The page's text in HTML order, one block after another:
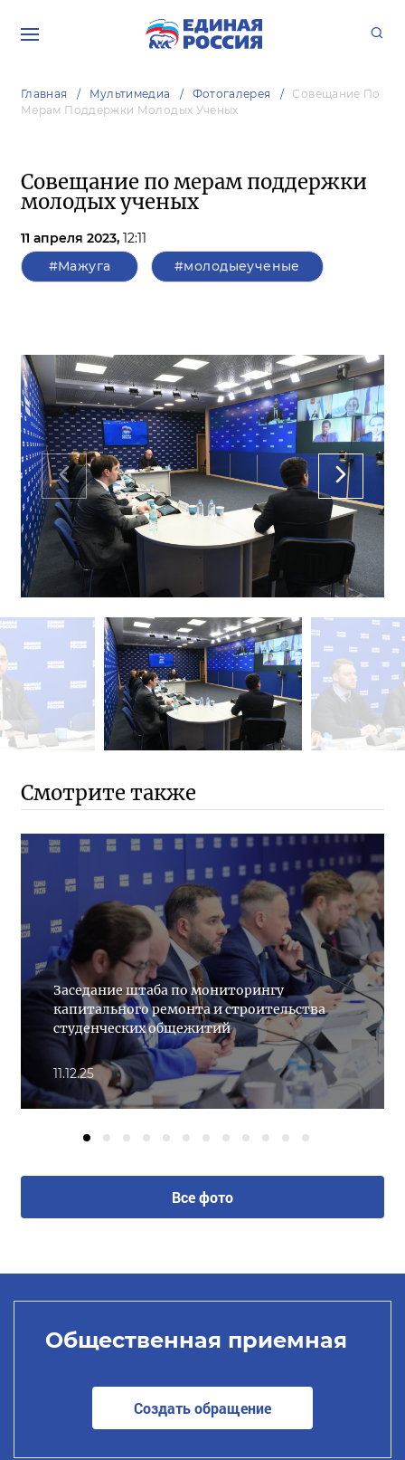
Главная Мультимедиа Фотогалерея
Совещание По
Мерам Поддержки Молодых Ученых
Совещание по мерам поддержки
молодых ученых
11 апреля 2023, 12:11
#Мажуга
#молодыеученые
Смотрите также
Заседание штаба по мониторингу
капитального ремонта и строительства
студенческих общежитий
11.12.25
Все фото
Общественная приемная
Создать обращение